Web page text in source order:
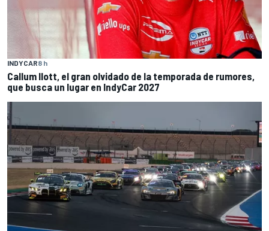
INDYCAR8 h
Callum Ilott, el gran olvidado de la temporada de rumores,
que busca un lugar en IndyCar 2027